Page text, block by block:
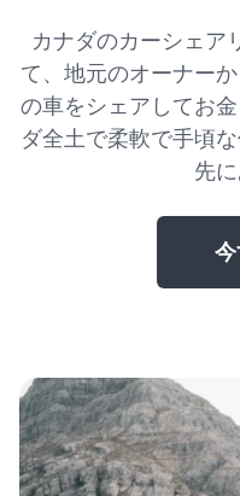
カナダのカーシェア
て、地元のオーナー
の車をシェアしてお
ダ全土で柔軟で手頃
先に